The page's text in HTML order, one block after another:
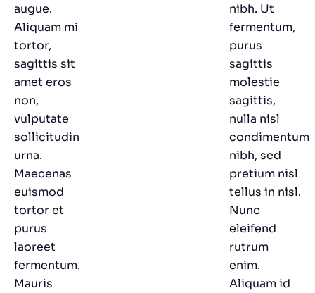
augue.
Aliquam mi
tortor,
sagittis sit
amet eros
non,
vulputate
sollicitudin
urna.
Maecenas
euismod
tortor et
purus
laoreet
fermentum.
Mauris
nibh. Ut
fermentum,
purus
sagittis
molestie
sagittis,
nulla nisl
condimentum
nibh, sed
pretium nisl
tellus in nisl.
Nunc
eleifend
rutrum
enim.
Aliquam id